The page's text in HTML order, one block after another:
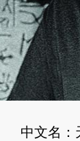
中文名：